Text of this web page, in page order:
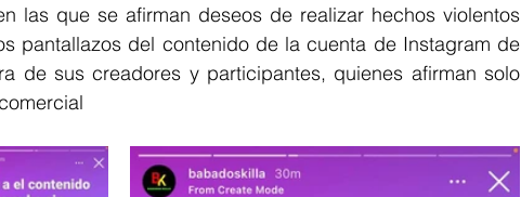
las que se afirman deseos de realizar hechos violentos
pantallazos del contenido de la cuenta de Instagram de
de sus creadores y participantes, quienes afirman solo